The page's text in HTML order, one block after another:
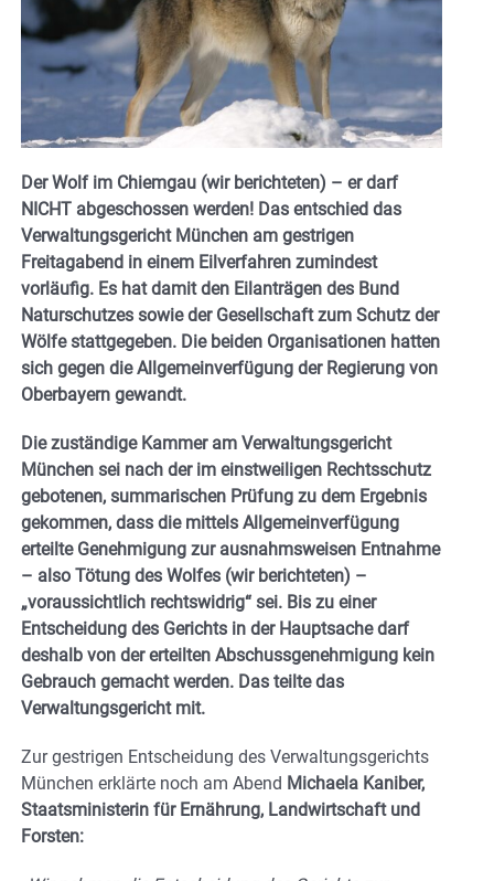
Der Wolf im Chiemgau (wir berichteten) – er darf
NICHT abgeschossen werden! Das entschied das
Verwaltungsgericht München am gestrigen
Freitagabend in einem Eilverfahren zumindest
vorläufig. Es hat damit den Eilanträgen des Bund
Naturschutzes sowie der Gesellschaft zum Schutz der
Wölfe stattgegeben. Die beiden Organisationen hatten
sich gegen die Allgemeinverfügung der Regierung von
Oberbayern gewandt.
Die zuständige Kammer am Verwaltungsgericht
München sei nach der im einstweiligen Rechtsschutz
gebotenen, summarischen Prüfung zu dem Ergebnis
gekommen, dass die mittels Allgemeinverfügung
erteilte Genehmigung zur ausnahmsweisen Entnahme
– also Tötung des Wolfes (wir berichteten) –
„voraussichtlich rechtswidrig“ sei. Bis zu einer
Entscheidung des Gerichts in der Hauptsache darf
deshalb von der erteilten Abschussgenehmigung kein
Gebrauch gemacht werden. Das teilte das
Verwaltungsgericht mit.
Zur gestrigen Entscheidung des Verwaltungsgerichts
München erklärte noch am Abend Michaela Kaniber,
Staatsministerin für Ernährung, Landwirtschaft und
Forsten: